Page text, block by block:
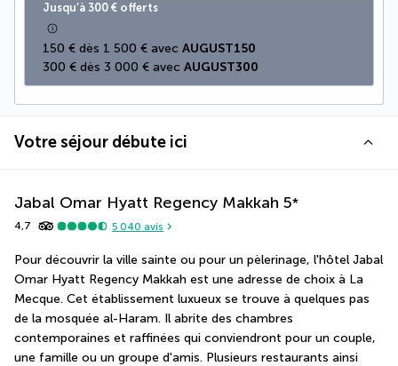
Jusqu’à 300 € offerts
150 € dès 1 500 € avec AUGUST150
300 € dès 3 000 € avec AUGUST300
Votre séjour débute ici
Jabal Omar Hyatt Regency Makkah 5*
4,7 5 040 avis
Pour découvrir la ville sainte ou pour un pèlerinage, l'hôtel Jabal
Omar Hyatt Regency Makkah est une adresse de choix à La
Mecque. Cet établissement luxueux se trouve à quelques pas
de la mosquée al-Haram. Il abrite des chambres
contemporaines et raffinées qui conviendront pour un couple,
une famille ou un groupe d'amis. Plusieurs restaurants ainsi